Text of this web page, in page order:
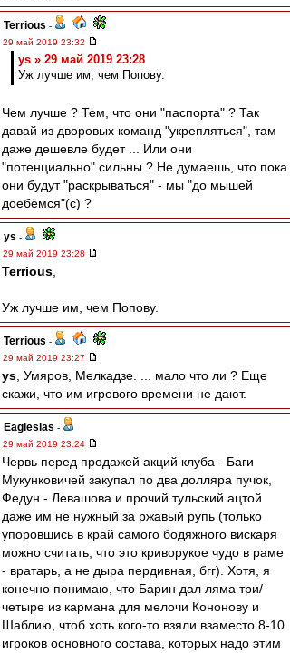
Terrious -
29 май 2019 23:32
ys » 29 май 2019 23:28
Уж лучше им, чем Попову.
Чем лучше ? Тем, что они "паспорта" ? Так
давай из дворовых команд "укрепляться", там
даже дешевле будет ... Или они
"потенциально" сильны ? Не думаешь, что пока
они будут "раскрываться" - мы "до мышей
доебёмся"(с) ?
ys -
29 май 2019 23:28
Terrious
Уж лучше им, чем Попову.
Terrious -
29 май 2019 23:27
ys , Умяров, Мелкадзе. ... мало что ли ? Еще
скажи, что им игрового времени не дают.
Eaglesias -
29 май 2019 23:24
Червь перед продажей акций клуба - Баги
Мукунковичей закупал по два долляра пучок,
Федун - Левашова и прочий тульский ацтой
даже им не нужный за ржавый рупь (только
упоровшись в край самого бодяжного вискаря
можно считать, что это криворукое чудо в раме
- вратарь, а не дыра пердивная, бгг). Хотя, я
конечно понимаю, что Барин дал ляма три/
четыре из кармана для мелочи Кононову и
Шаблию, чтоб хоть кого-то взяли взаместо 8-10
игроков основного состава, которых надо этим